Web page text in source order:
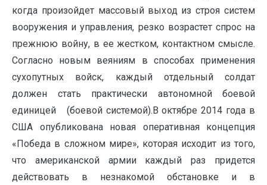
когда произойдет массовый выход из строя систем
вооружения и управления, резко возрастет спрос на
прежнюю войну, в ее жестком, контактном смысле.
Согласно новым веяниям в способах применения
сухопутных войск, каждый отдельный солдат
должен стать практически автономной боевой
единицей (боевой системой).В октябре 2014 года в
США опубликована новая оперативная концепция
«Победа в сложном мире», которая исходит из того,
что американской армии каждый раз придется
действовать в незнакомой обстановке и в